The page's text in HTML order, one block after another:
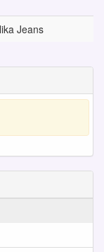
Jeans